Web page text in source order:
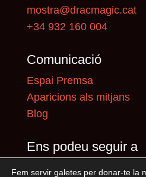
mostra@dracmagic.cat
+34 932 160 004
Comunicació
Espai Premsa
Aparicions als mitjans
Blog
Ens podeu seguir a
Fem servir galetes per donar-te la